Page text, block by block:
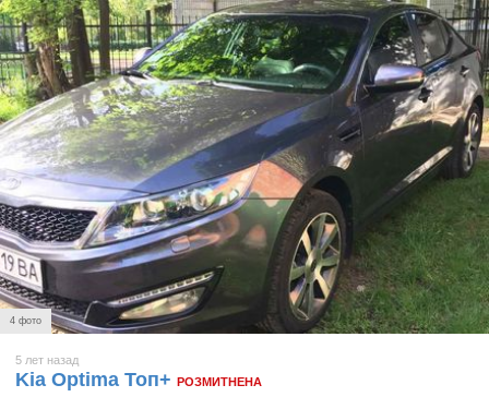
4 фото
5 лет назад
Kia Optima Топ+ РОЗМИТНЕНА